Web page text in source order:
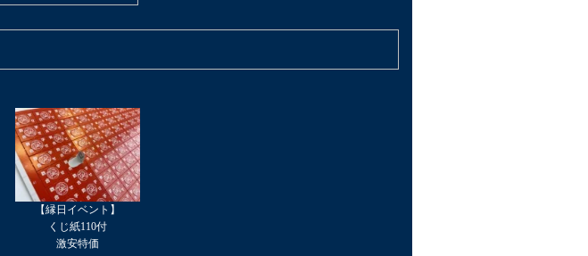
【縁日イベント】
くじ紙110付
激安特価